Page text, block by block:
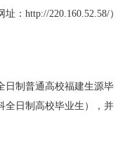
：http://220.160.52.58/）
日制普通高校福建生源毕
全日制高校毕业生），并